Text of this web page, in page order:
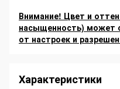
Внимание! Цвет и
насыщенность) может
от настроек и
Характеристики